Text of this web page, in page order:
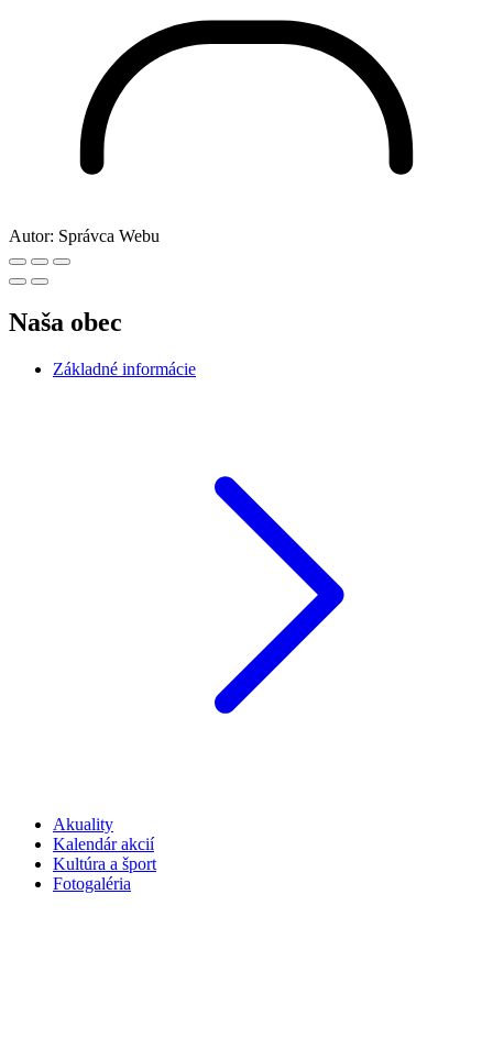
Autor: Správca Webu
Naša obec
Základné informácie
Akuality
Kalendár akcií
Kultúra a šport
Fotogaléria